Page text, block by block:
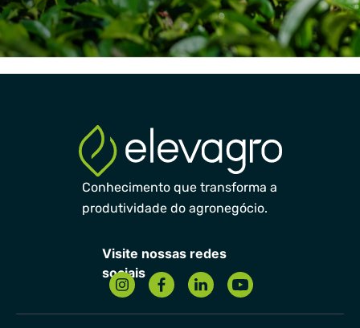
Conhecimento que transforma a
produtividade do agronegócio.